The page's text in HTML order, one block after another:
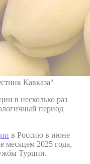
Кавказа“
в несколько раз
период
в Россию в июне
месяцем 2025 года,
Турции.